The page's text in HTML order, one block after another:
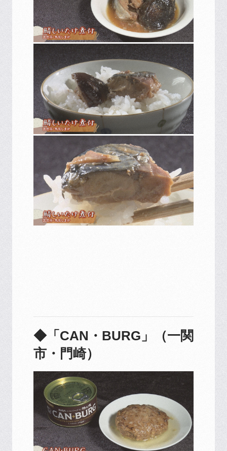
◆「CAN・BURG」（一関
市・門崎）